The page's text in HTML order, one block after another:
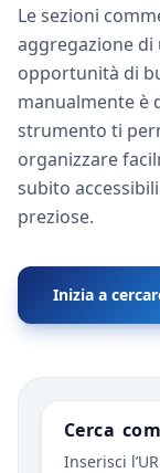
Le sezioni
aggregazione di
opportunità di
manualmente è
strumento ti
organizzare
subito
preziose.
Inizia a
Cerca
Inserisci